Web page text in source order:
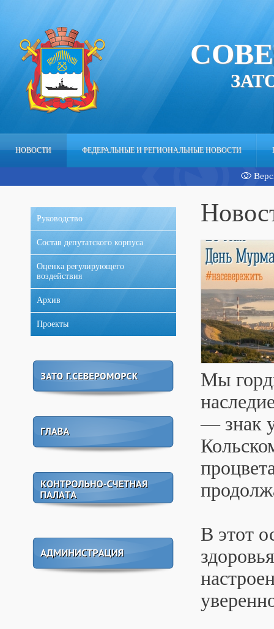
НОВОСТИ ФЕДЕРАЛЬНЫЕ И РЕГИОНАЛЬНЫЕ НОВОСТИ
АППАРАТ
Руководство
Состав депутатского корпуса
Оценка регулирующего
воздействия
Архив
Проекты
Мы
— знак
В этот